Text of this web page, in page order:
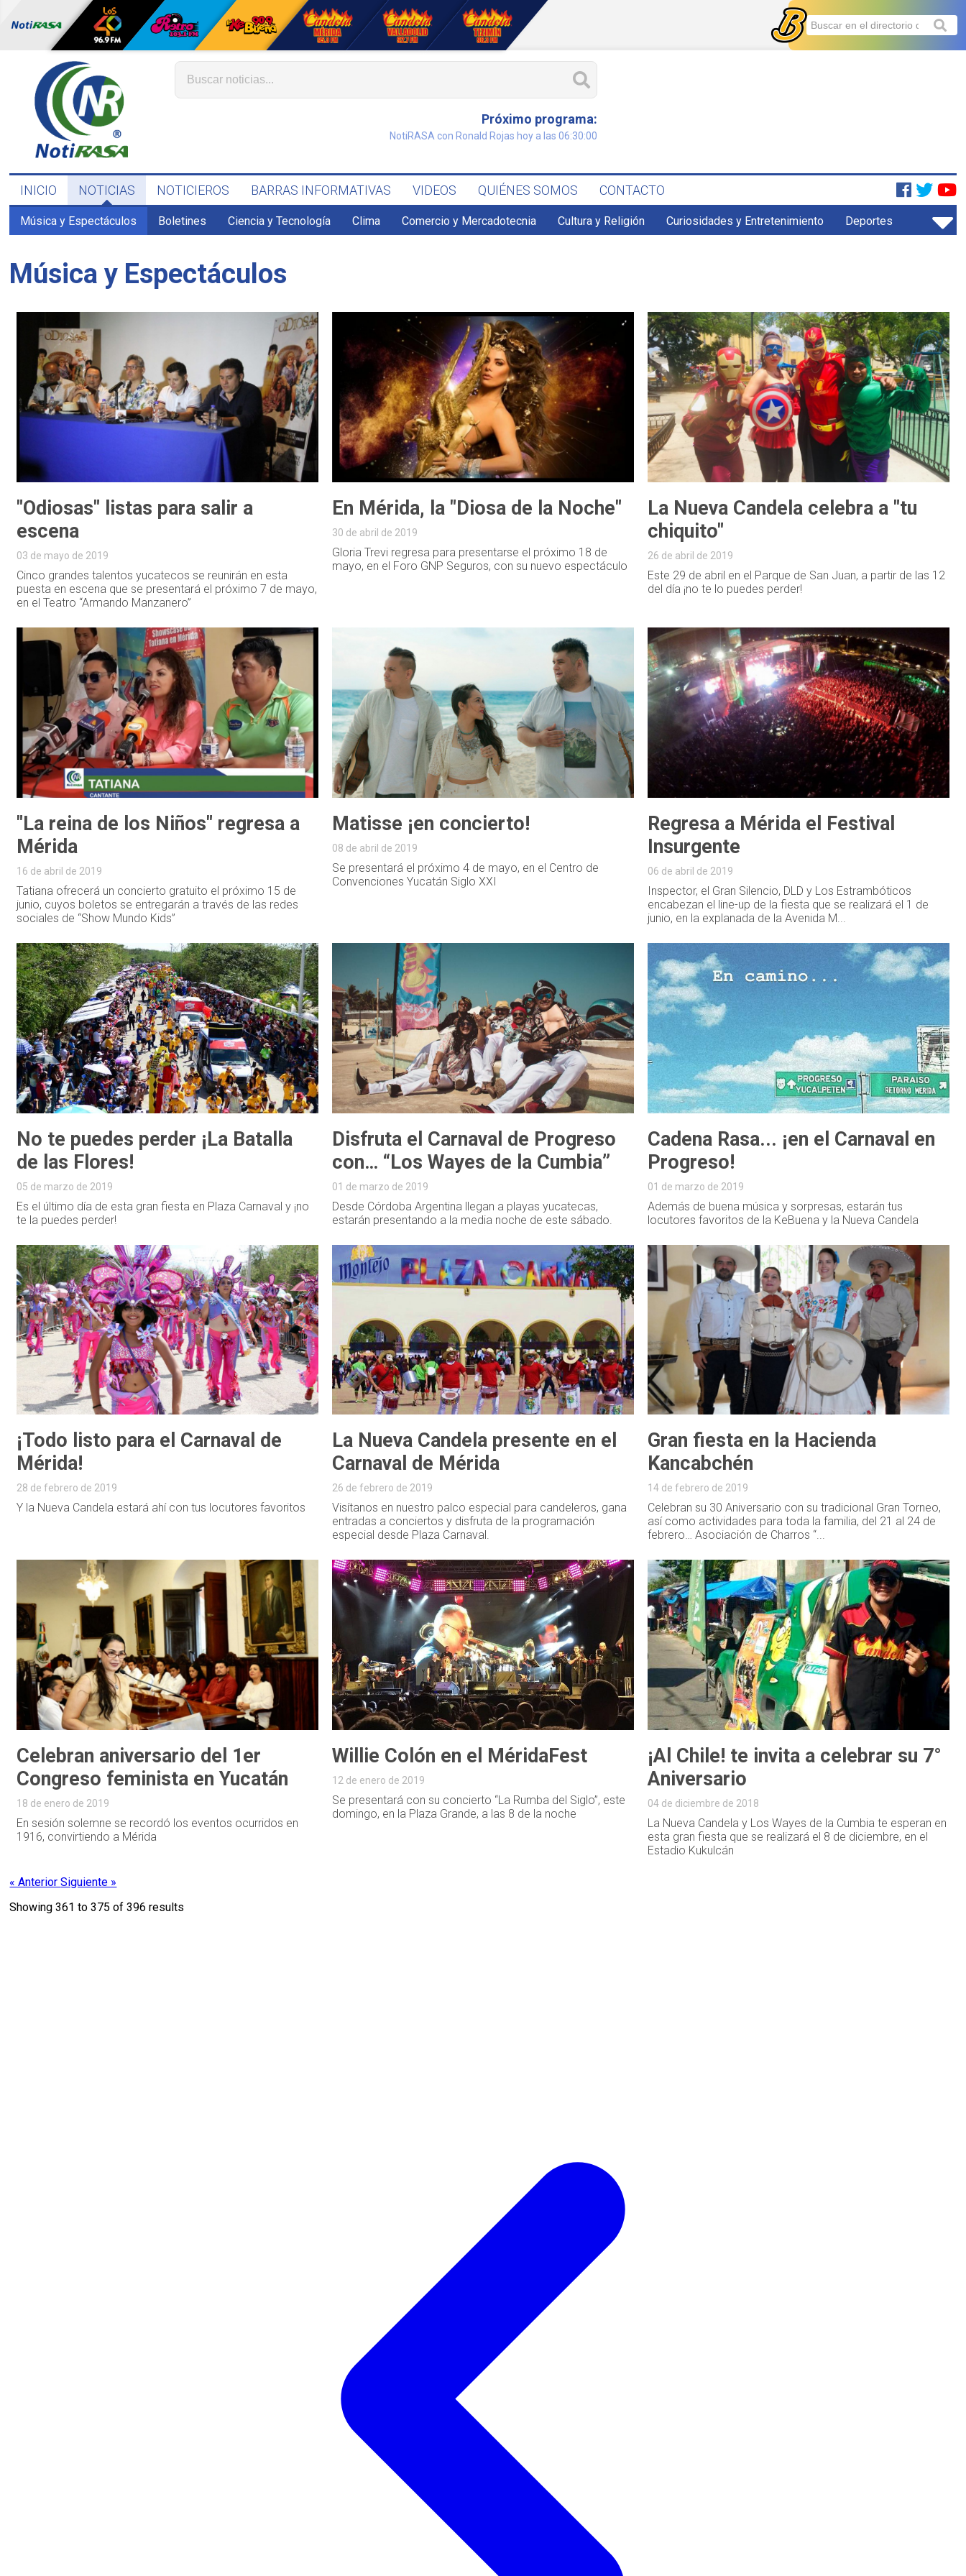
Próximo programa:
NotiRASA con Ronald Rojas hoy a las 06:30:00
INICIO NOTICIAS NOTICIEROS BARRAS INFORMATIVAS VIDEOS QUIÉNES SOMOS CONTACTO
Música y Espectáculos Boletines Ciencia y Tecnología Clima Comercio y Mercadotecnia Cultura y Religión Curiosidades y Entretenimiento Deportes
Música y Espectáculos
"Odiosas" listas para salir a
escena
03 de mayo de 2019
Cinco grandes talentos yucatecos se reunirán en esta
puesta en escena que se presentará el próximo 7 de mayo,
en el Teatro “Armando Manzanero”
En Mérida, la "Diosa de la Noche"
30 de abril de 2019
Gloria Trevi regresa para presentarse el próximo 18 de
mayo, en el Foro GNP Seguros, con su nuevo espectáculo
La Nueva Candela celebra a "tu
chiquito"
26 de abril de 2019
Este 29 de abril en el Parque de San Juan, a partir de las 12
del día ¡no te lo puedes perder!
"La reina de los Niños" regresa a
Mérida
16 de abril de 2019
Tatiana ofrecerá un concierto gratuito el próximo 15 de
junio, cuyos boletos se entregarán a través de las redes
sociales de “Show Mundo Kids”
Matisse ¡en concierto!
08 de abril de 2019
Se presentará el próximo 4 de mayo, en el Centro de
Convenciones Yucatán Siglo XXI
Regresa a Mérida el Festival
Insurgente
06 de abril de 2019
Inspector, el Gran Silencio, DLD y Los Estrambóticos
encabezan el line-up de la fiesta que se realizará el 1 de
junio, en la explanada de la Avenida M...
No te puedes perder ¡La Batalla
de las Flores!
05 de marzo de 2019
Es el último día de esta gran fiesta en Plaza Carnaval y ¡no
te la puedes perder!
Disfruta el Carnaval de Progreso
con… “Los Wayes de la Cumbia”
01 de marzo de 2019
Desde Córdoba Argentina llegan a playas yucatecas,
estarán presentando a la media noche de este sábado.
Cadena Rasa... ¡en el Carnaval en
Progreso!
01 de marzo de 2019
Además de buena música y sorpresas, estarán tus
locutores favoritos de la KeBuena y la Nueva Candela
¡Todo listo para el Carnaval de
Mérida!
28 de febrero de 2019
Y la Nueva Candela estará ahí con tus locutores favoritos
La Nueva Candela presente en el
Carnaval de Mérida
26 de febrero de 2019
Visítanos en nuestro palco especial para candeleros, gana
entradas a conciertos y disfruta de la programación
especial desde Plaza Carnaval.
Gran fiesta en la Hacienda
Kancabchén
14 de febrero de 2019
Celebran su 30 Aniversario con su tradicional Gran Torneo,
así como actividades para toda la familia, del 21 al 24 de
febrero… Asociación de Charros “...
Celebran aniversario del 1er
Congreso feminista en Yucatán
18 de enero de 2019
En sesión solemne se recordó los eventos ocurridos en
1916, convirtiendo a Mérida
Willie Colón en el MéridaFest
12 de enero de 2019
Se presentará con su concierto “La Rumba del Siglo”, este
domingo, en la Plaza Grande, a las 8 de la noche
¡Al Chile! te invita a celebrar su 7°
Aniversario
04 de diciembre de 2018
La Nueva Candela y Los Wayes de la Cumbia te esperan en
esta gran fiesta que se realizará el 8 de diciembre, en el
Estadio Kukulcán
« AnteriorSiguiente »
Showing361 to375 of396 results